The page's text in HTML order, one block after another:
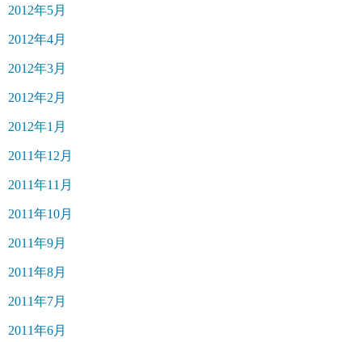
2012年5月
2012年4月
2012年3月
2012年2月
2012年1月
2011年12月
2011年11月
2011年10月
2011年9月
2011年8月
2011年7月
2011年6月